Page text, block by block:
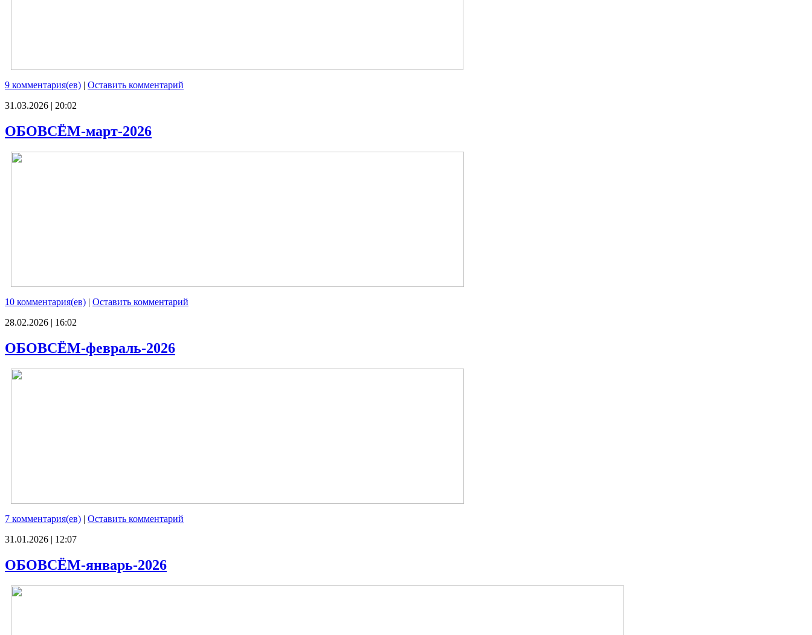
9 комментария(ев) | Оставить комментарий
31.03.2026 | 20:02
ОБОВСЁМ-март-2026
10 комментария(ев) | Оставить комментарий
28.02.2026 | 16:02
ОБОВСЁМ-февраль-2026
7 комментария(ев) | Оставить комментарий
31.01.2026 | 12:07
ОБОВСЁМ-январь-2026